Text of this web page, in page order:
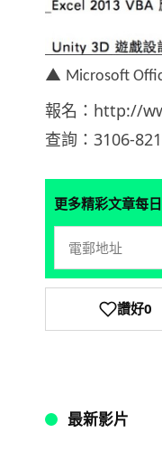
▲ Microsoft
報名：http://
查詢：3106-
更多精彩文章每
讚好0
最新影片